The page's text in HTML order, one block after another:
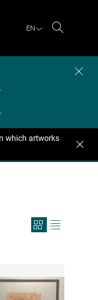
EN
which artworks
View
search